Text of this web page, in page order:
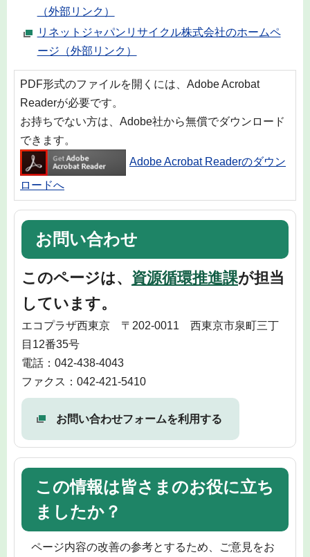
（外部リンク）
リネットジャパンリサイクル株式会社のホームペ
ージ（外部リンク）
PDF形式のファイルを開くには、Adobe Acrobat
Readerが必要です。
お持ちでない方は、Adobe社から無償でダウンロード
できます。
Adobe Acrobat Readerのダウン
ロードへ
お問い合わせ
このページは、 資源循環推進課が担当
しています。
エコプラザ西東京 〒202-0011 西東京市泉町三丁
目12番35号
電話：042-438-4043
ファクス：042-421-5410
お問い合わせフォームを利用する
この情報は皆さまのお役に立ち
ましたか？
ページ内容の改善の参考とするため、ご意見をお